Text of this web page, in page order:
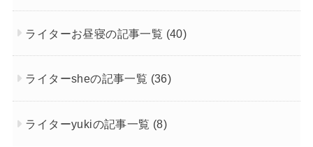
ライターお昼寝の記事一覧 (40)
ライターsheの記事一覧 (36)
ライターyukiの記事一覧 (8)